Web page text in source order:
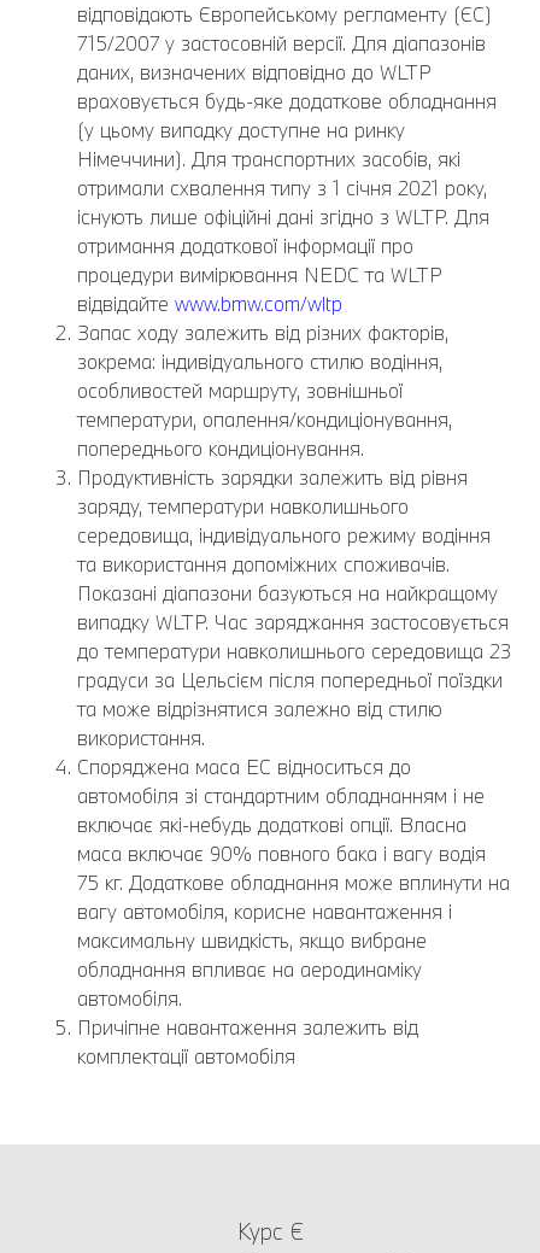
відповідають Європейському регламенту (ЄС)
715/2007 у застосовній версії. Для діапазонів
даних, визначених відповідно до WLTP
враховується будь-яке додаткове обладнання
(у цьому випадку доступне на ринку
Німеччини). Для транспортних засобів, які
отримали схвалення типу з 1 січня 2021 року,
існують лише офіційні дані згідно з WLTP. Для
отримання додаткової інформації про
процедури вимірювання NEDC та WLTP
відвідайте www.bmw.com/wltp
Запас ходу залежить від різних факторів,
зокрема: індивідуального стилю водіння,
особливостей маршруту, зовнішньої
температури, опалення/кондиціонування,
попереднього кондиціонування.
Продуктивність зарядки залежить від рівня
заряду, температури навколишнього
середовища, індивідуального режиму водіння
та використання допоміжних споживачів.
Показані діапазони базуються на найкращому
випадку WLTP. Час заряджання застосовується
до температури навколишнього середовища 23
градуси за Цельсієм після попередньої поїздки
та може відрізнятися залежно від стилю
використання.
Споряджена маса EC відноситься до
автомобіля зі стандартним обладнанням і не
включає які-небудь додаткові опції. Власна
маса включає 90% повного бака і вагу водія
75 кг. Додаткове обладнання може вплинути на
вагу автомобіля, корисне навантаження і
максимальну швидкість, якщо вибране
обладнання впливає на аеродинаміку
автомобіля.
Причіпне навантаження залежить від
комплектації автомобіля
Курс €